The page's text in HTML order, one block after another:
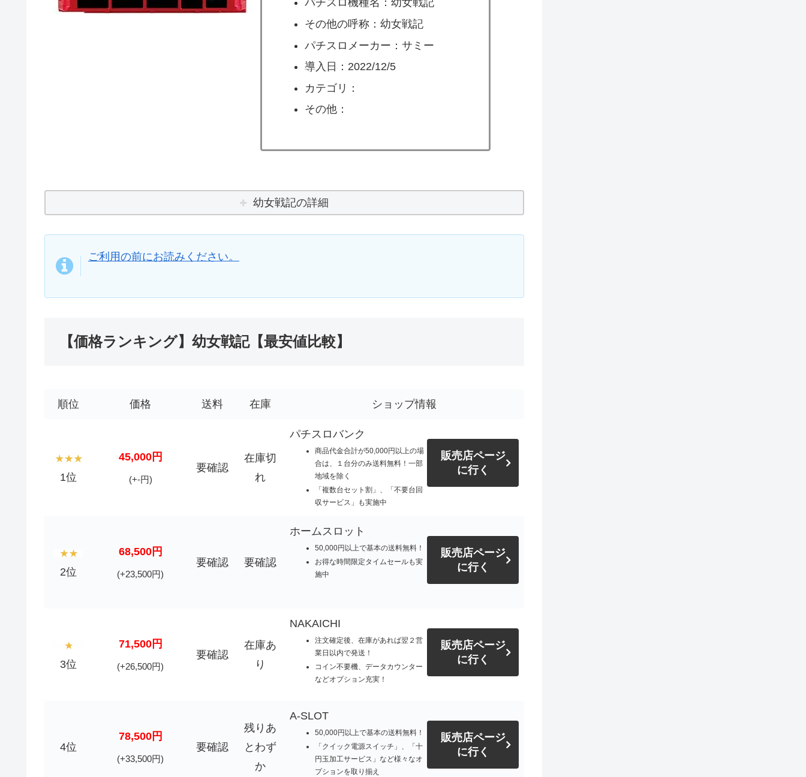
パチスロ機種名：幼女戦記
その他の呼称：幼女戦記
パチスロメーカー：サミー
導入日：2022/12/5
カテゴリ：
その他：
幼女戦記の詳細
ご利用の前にお読みください。
【価格ランキング】幼女戦記【最安値比較】
順位 価格 送料 在庫 ショップ情報
1位
45,000円
(+-円)
要確認
在庫切
れ
パチスロバンク
商品代金合計が50,000円以上の場
合は、１台分のみ送料無料！一部
地域を除く
「複数台セット割」、「不要台回
収サービス」も実施中
販売店ページ
に行く
2位
68,500円
(+23,500円)
要確認 要確認
ホームスロット
50,000円以上で基本の送料無料！
お得な時間限定タイムセールも実
施中
販売店ページ
に行く
3位
71,500円
(+26,500円)
要確認
在庫あ
り
NAKAICHI
注文確定後、在庫があれば翌２営
業日以内で発送！
コイン不要機、データカウンター
などオプション充実！
販売店ページ
に行く
4位
78,500円
(+33,500円)
要確認
残りあ
とわず
か
A-SLOT
50,000円以上で基本の送料無料！
「クイック電源スイッチ」、「十
円玉加工サービス」など様々なオ
プションを取り揃え
販売店ページ
に行く